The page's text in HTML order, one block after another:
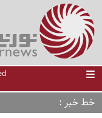
خط خبر